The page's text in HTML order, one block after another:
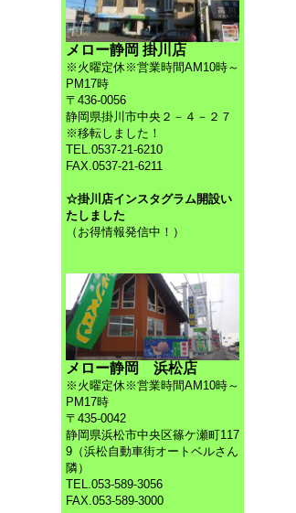
メロー静岡 掛川店
※火曜定休※営業時間AM10時～
PM17時
〒436-0056
静岡県掛川市中央２－４－２７
※移転しました！
TEL.0537-21-6210
FAX.0537-21-6211
☆掛川店インスタグラム開設い
たしました
（お得情報発信中！）
メロー静岡 浜松店
※火曜定休※営業時間AM10時～
PM17時
〒435-0042
静岡県浜松市中央区篠ケ瀬町117
9（浜松自動車街オートベルさん
隣）
TEL.053-589-3056
FAX.053-589-3000